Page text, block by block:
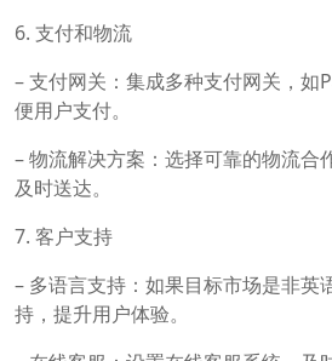
6. 支付和物流
– 支付网关：集成多种支付网关，如
便用户支付。
– 物流解决方案：选择可靠的物流合
及时送达。
7. 客户支持
– 多语言支持：如果目标市场是非英
持，提升用户体验。